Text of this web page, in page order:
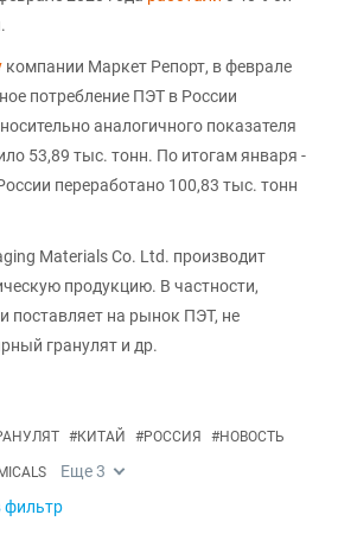
компании Маркет Репорт, в феврале
потребление ПЭТ в России
аналогичного показателя
53,89 тыс. тонн. По итогам января -
переработано 100,83 тыс. тонн
Materials Co. Ltd. производит
продукцию. В частности,
поставляет на рынок ПЭТ, не
гранулят и др.
#КИТАЙ #РОССИЯ #НОВОСТЬ
Еще3
фильтр